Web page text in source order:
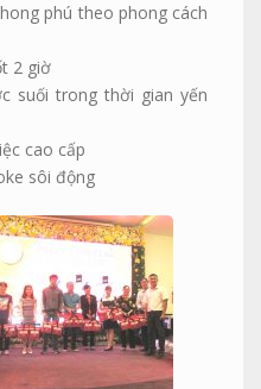
phú theo phong cách
2 giờ
suối trong thời gian yến
cao cấp
sôi động